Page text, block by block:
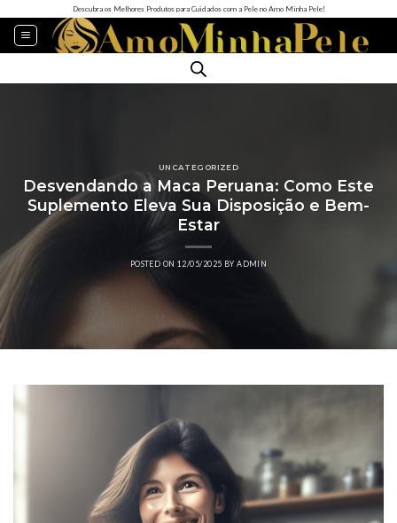
Descubra os Melhores Produtos para Cuidados com a Pele no Amo Minha Pele!
UNCATEGORIZED
Desvendando a Maca Peruana: Como Este
Suplemento Eleva Sua Disposição e Bem-
Estar
POSTED ON12/05/2025 BYADMIN